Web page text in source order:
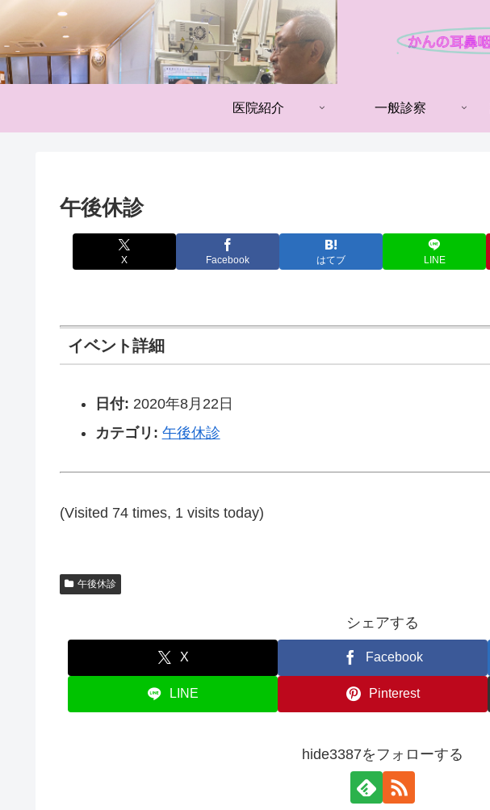
医院紹介 一般診察
午後休診
X Facebook はてブ LINE
イベント詳細
日付: 2020年8月22日
カテゴリ: 午後休診
(Visited 74 times, 1 visits today)
午後休診
シェアする
X Facebook
LINE Pinterest
hide3387をフォローする